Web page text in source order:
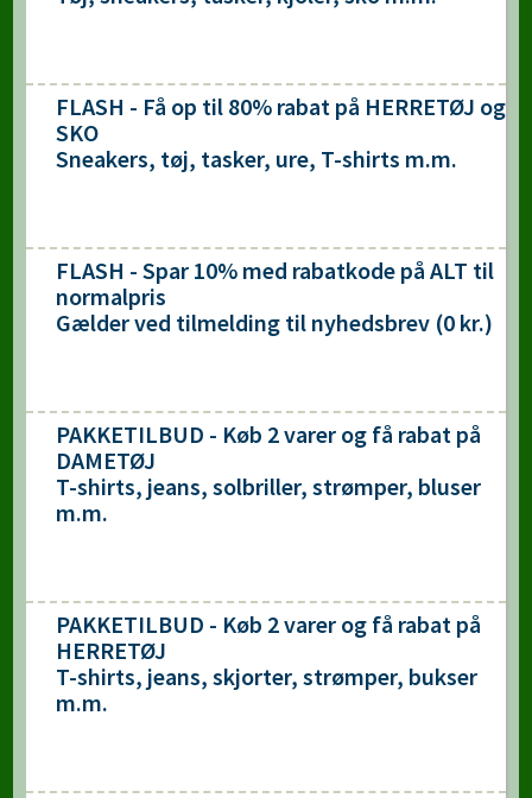
FLASH - Få op til 80% rabat på HERRETØJ og
SKO
Sneakers, tøj, tasker, ure, T-shirts m.m.
FLASH - Spar 10% med rabatkode på ALT til
normalpris
Gælder ved tilmelding til nyhedsbrev (0 kr.)
PAKKETILBUD - Køb 2 varer og få rabat på
DAMETØJ
T-shirts, jeans, solbriller, strømper, bluser
m.m.
PAKKETILBUD - Køb 2 varer og få rabat på
HERRETØJ
T-shirts, jeans, skjorter, strømper, bukser
m.m.